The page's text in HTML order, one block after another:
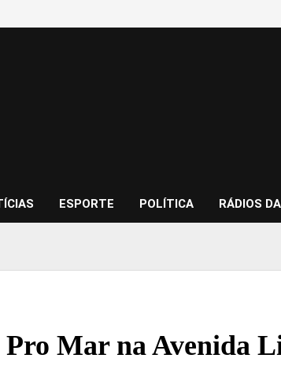
ESPORTE POLÍTICA RÁDIOS
Mar na Avenida